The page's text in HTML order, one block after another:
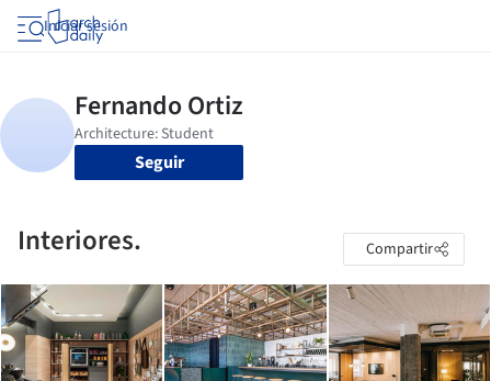
Iniciar sesión
Seguir
Interiores. Compartir